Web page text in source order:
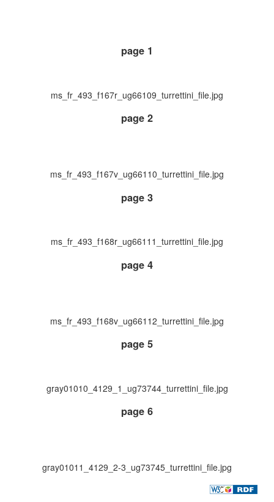
page 1
ms_fr_493_f167r_ug66109_turrettini_file.jpg
page 2
ms_fr_493_f167v_ug66110_turrettini_file.jpg
page 3
ms_fr_493_f168r_ug66111_turrettini_file.jpg
page 4
ms_fr_493_f168v_ug66112_turrettini_file.jpg
page 5
gray01010_4129_1_ug73744_turrettini_file.jpg
page 6
gray01011_4129_2-3_ug73745_turrettini_file.jpg